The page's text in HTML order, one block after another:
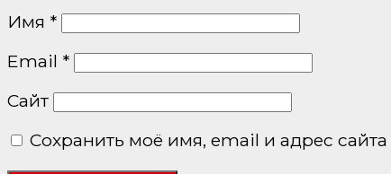
Имя *
Email *
Сайт
Сохранить моё имя, email и адрес